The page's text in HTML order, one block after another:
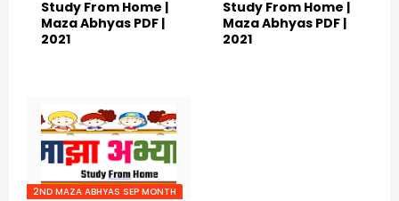
Study From Home |
Maza Abhyas PDF |
2021
Study From Home |
Maza Abhyas PDF |
2021
2ND MAZA ABHYAS SEP MONTH